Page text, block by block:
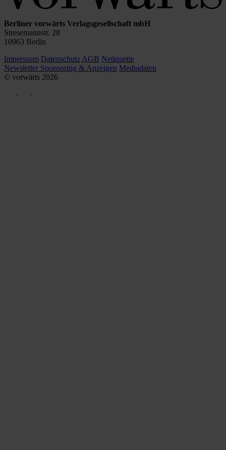
Berliner vorwärts Verlagsgesellschaft mbH
Stresemannstr. 28
10963 Berlin
Impressum Datenschutz AGB Netiquette
Newsletter Sponsoring & Anzeigen Mediadaten
© vorwärts 2026